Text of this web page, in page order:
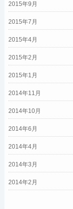
2015年9月
2015年7月
2015年4月
2015年2月
2015年1月
2014年11月
2014年10月
2014年6月
2014年4月
2014年3月
2014年2月